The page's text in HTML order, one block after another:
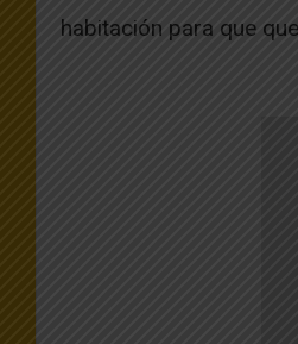
habitación para que